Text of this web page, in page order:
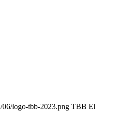
06/logo-tbb-2023.png TBB El